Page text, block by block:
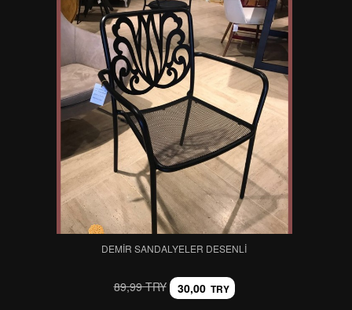
DEMIR SANDALYELER DESENLI
89,99 TRY 30,00 TRY